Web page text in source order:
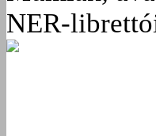
NER-